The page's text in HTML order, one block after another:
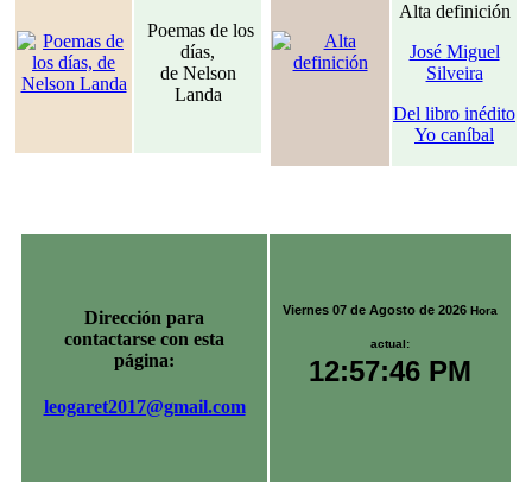
Poemas de los
días,
de Nelson
Landa
Alta definición
José Miguel
Silveira
Del libro inédito
Yo caníbal
Dirección para
contactarse con esta
página:
leogaret2017@gmail.com
Viernes 07 de Agosto de 2026 Hora
actual:
12:57:46 PM